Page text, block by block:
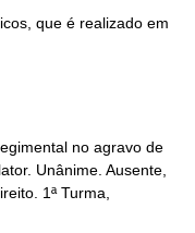
no agravo de
Unânime. Ausente,
1ª Turma,